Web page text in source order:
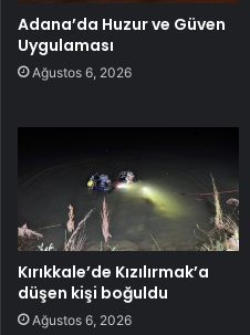
Adana’da Huzur ve Güven
Uygulaması
Ağustos 6, 2026
Kırıkkale’de Kızılırmak’a
düşen kişi boğuldu
Ağustos 6, 2026